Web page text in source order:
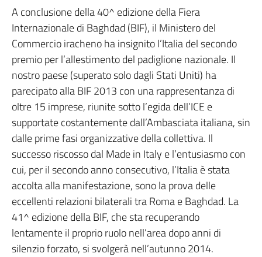
A conclusione della 40^ edizione della Fiera
Internazionale di Baghdad (BIF), il Ministero del
Commercio iracheno ha insignito l’Italia del secondo
premio per l’allestimento del padiglione nazionale. Il
nostro paese (superato solo dagli Stati Uniti) ha
parecipato alla BIF 2013 con una rappresentanza di
oltre 15 imprese, riunite sotto l’egida dell’ICE e
supportate costantemente dall’Ambasciata italiana, sin
dalle prime fasi organizzative della collettiva. Il
successo riscosso dal Made in Italy e l’entusiasmo con
cui, per il secondo anno consecutivo, l’Italia è stata
accolta alla manifestazione, sono la prova delle
eccellenti relazioni bilaterali tra Roma e Baghdad. La
41^ edizione della BIF, che sta recuperando
lentamente il proprio ruolo nell’area dopo anni di
silenzio forzato, si svolgerà nell’autunno 2014.